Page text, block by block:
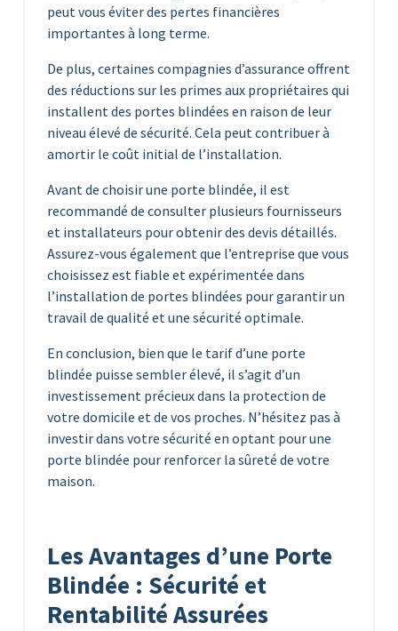
peut vous éviter des pertes financières
importantes à long terme.
De plus, certaines compagnies d’assurance offrent
des réductions sur les primes aux propriétaires qui
installent des portes blindées en raison de leur
niveau élevé de sécurité. Cela peut contribuer à
amortir le coût initial de l’installation.
Avant de choisir une porte blindée, il est
recommandé de consulter plusieurs fournisseurs
et installateurs pour obtenir des devis détaillés.
Assurez-vous également que l’entreprise que vous
choisissez est fiable et expérimentée dans
l’installation de portes blindées pour garantir un
travail de qualité et une sécurité optimale.
En conclusion, bien que le tarif d’une porte
blindée puisse sembler élevé, il s’agit d’un
investissement précieux dans la protection de
votre domicile et de vos proches. N’hésitez pas à
investir dans votre sécurité en optant pour une
porte blindée pour renforcer la sûreté de votre
maison.
Les Avantages d’une Porte
Blindée : Sécurité et
Rentabilité Assurées